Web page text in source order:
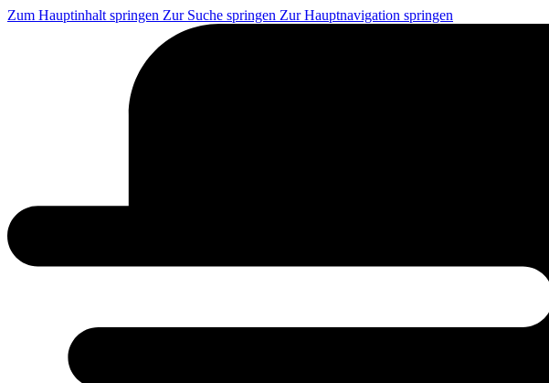
Zum Hauptinhalt springen Zur Suche springen Zur Hauptnavigation springen